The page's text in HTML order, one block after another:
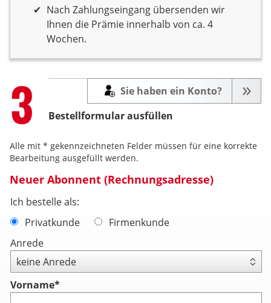
Nach Zahlungseingang übersenden wir
Ihnen die Prämie innerhalb von ca. 4
Wochen.
Step
3 Bestellformular ausfüllen
Sie haben ein Konto?
Alle mit * gekennzeichneten Felder müssen für eine korrekte
Bearbeitung ausgefüllt werden.
Neuer Abonnent (Rechnungsadresse)
Ich bestelle als:
Privatkunde
Firmenkunde
Anrede
Vorname*